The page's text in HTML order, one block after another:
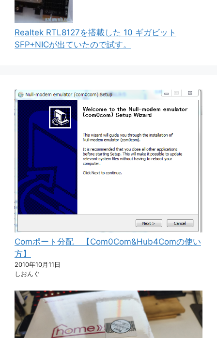
Realtek RTL8127を搭載した 10 ギガビット
SFP+NICが出ていたので試す。
Comポート分配 【Com0Com&Hub4Comの使い
方】
2010年10月11日
しおんぐ